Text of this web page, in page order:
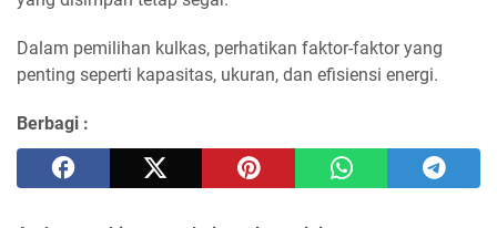
Dalam pemilihan kulkas, perhatikan faktor-faktor yang
penting seperti kapasitas, ukuran, dan efisiensi energi.
Berbagi :